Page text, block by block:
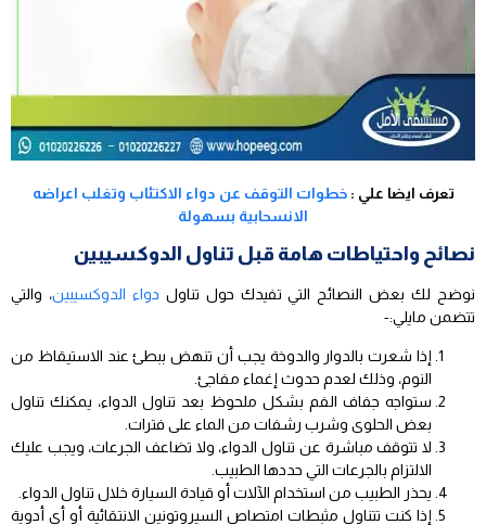
تعرف ايضا علي :خطوات التوقف عن دواء الاكتئاب وتغلب اعراضه
الانسحابية بسهولة
نصائح واحتياطات هامة قبل تناول الدوكسيبين
نوضح لك بعض النصائح التي تفيدك حول تناول دواء الدوكسيبين، والتي
تتضمن مايلي:-
إذا شعرت بالدوار والدوخة يجب أن تنهض ببطئ عند الاستيقاظ من
النوم، وذلك لعدم حدوث إغماء مفاجئ.
ستواجه جفاف الفم بشكل ملحوظ بعد تناول الدواء، يمكنك تناول
بعض الحلوى وشرب رشفات من الماء على فترات.
لا تتوقف مباشرة عن تناول الدواء، ولا تضاعف الجرعات، ويجب عليك
الالتزام بالجرعات التي حددها الطبيب.
يحذر الطبيب من استخدام الآلات أو قيادة السيارة خلال تناول الدواء.
إذا كنت تتناول مثبطات امتصاص السيروتونين الانتقائية أو أي أدوية